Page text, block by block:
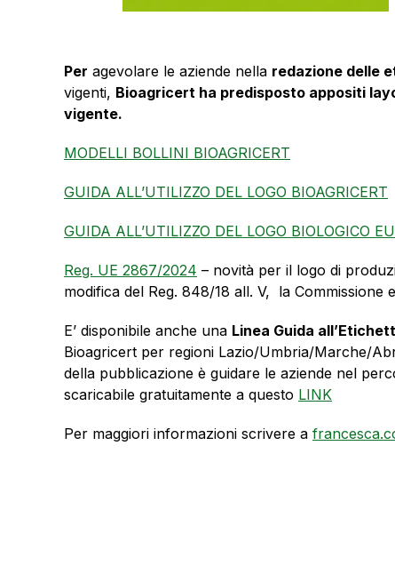
Per agevolare le aziende nella redazione delle
vigenti, Bioagricert ha predisposto appositi
vigente.
MODELLI BOLLINI BIOAGRICERT
GUIDA ALL’UTILIZZO DEL LOGO BIOAGRICERT
GUIDA ALL’UTILIZZO DEL LOGO BIOLOGICO EU
Reg. UE 2867/2024 – novità per il logo di
modifica del Reg. 848/18 all. V, la
E’ disponibile anche una Linea Guida
Bioagricert per regioni Lazio/Umbria/Marche/
della pubblicazione è guidare le aziende nel
scaricabile gratuitamente a questo LINK
Per maggiori informazioni scrivere a